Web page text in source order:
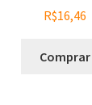
R$16,46
Comprar